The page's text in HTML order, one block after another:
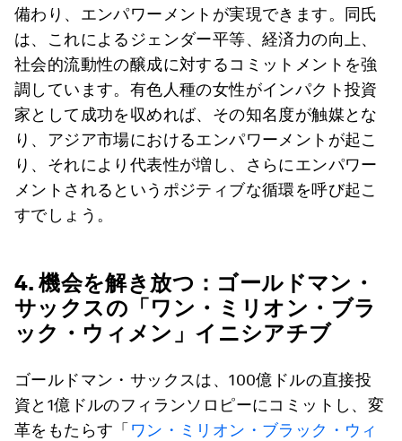
備わり、エンパワーメントが実現できます。同氏
は、これによるジェンダー平等、経済力の向上、
社会的流動性の醸成に対するコミットメントを強
調しています。有色人種の女性がインパクト投資
家として成功を収めれば、その知名度が触媒とな
り、アジア市場におけるエンパワーメントが起こ
り、それにより代表性が増し、さらにエンパワー
メントされるというポジティブな循環を呼び起こ
すでしょう。
4. 機会を解き放つ：ゴールドマン・
サックスの「ワン・ミリオン・ブラ
ック・ウィメン」イニシアチブ
ゴールドマン・サックスは、100億ドルの直接投
資と1億ドルのフィランソロピーにコミットし、変
革をもたらす「 ワン・ミリオン・ブラック・ウィ